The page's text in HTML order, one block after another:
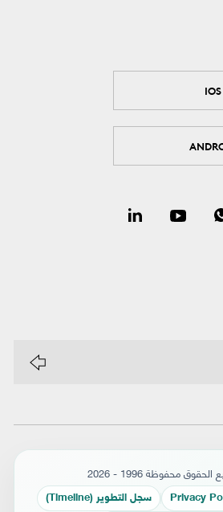
IOS
محفوظة 1996 - 2026
سجل التطوير (Timeline)